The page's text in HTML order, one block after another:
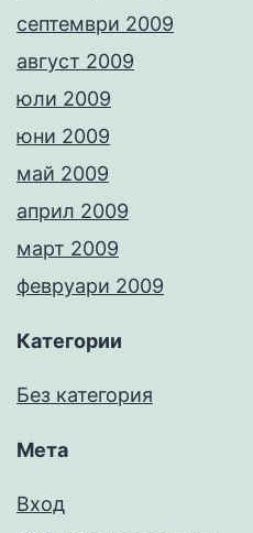
септември 2009
август 2009
юли 2009
юни 2009
май 2009
април 2009
март 2009
февруари 2009
Категории
Без категория
Мета
Вход